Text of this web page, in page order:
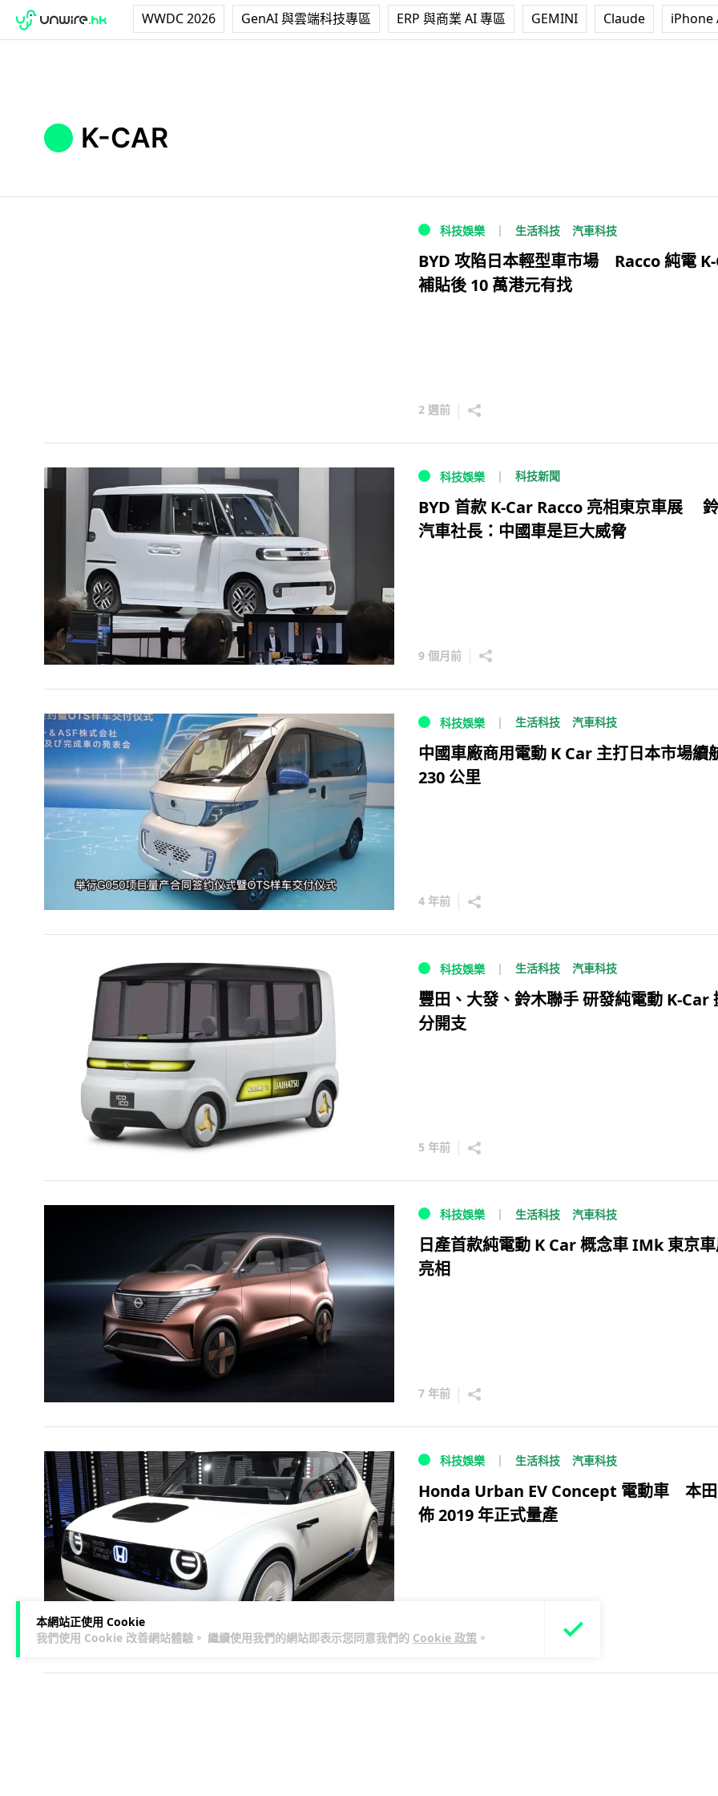
WWDC 2026 GenAI 與雲端科技專區 ERP 與商業 AI 專區 GEMINI Claude iPhone
本網站正使用 Cookie
我們使用 Cookie 改善網站體驗。 繼續使用我們的網站即表示您同意我們的 Cookie 政策 。
K-CAR
科技娛樂 生活科技 汽車科技
BYD 攻陷日本輕型車市場 Racco 純電
補貼後 10 萬港元有找
2 週前
科技娛樂 科技新聞
BYD 首款 K-Car Racco 亮相東京車展
汽車社長：中國車是巨大威脅
9 個月前
科技娛樂 生活科技 汽車科技
中國車廠商用電動 K Car 主打日本市場續
230 公里
4 年前
科技娛樂 生活科技 汽車科技
豐田、大發、鈴木聯手 研發純電動 K-Car
分開支
5 年前
科技娛樂 生活科技 汽車科技
日產首款純電動 K Car 概念車 IMk 東京
亮相
7 年前
科技娛樂 生活科技 汽車科技
Honda Urban EV Concept 電動車 本
佈 2019 年正式量產
9 年前